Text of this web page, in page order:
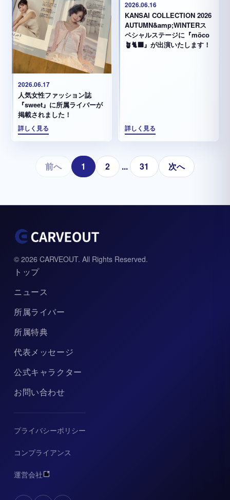
2026.06.17
人気女性ファッション誌
『sweet』に所属ライバーが
掲載されました！
詳しく見る
2026.06.16
KANSAI COLLECTION 2026
AUTUMN&amp;WINTERス
ペシャルステージに『möco
🪴🐈‍⬛』が出演いたします！
詳しく見る
前へ 1 2 ... 31 次へ
© 2026 CARVEOUT. All Rights Reserved.
トップ
ニュース
所属ライバー
所属特典
代表メッセージ
公式キャラクター
お問い合わせ
プライバシーポリシー
コンプライアンス
運営会社